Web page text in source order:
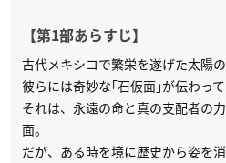
【第1部あらすじ】
古代メキシコで繁栄を遂げた太陽の
彼らには奇妙な｢石仮面｣が伝わって
それは、永遠の命と真の支配者の
面。
だが、ある時を境に歴史から姿を消